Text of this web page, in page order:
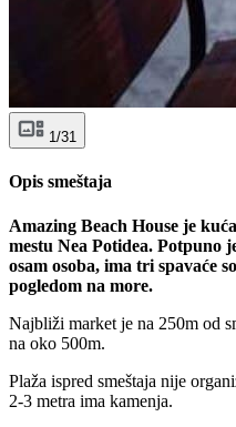
1/31
Opis smeštaja
Amazing Beach House je
mestu Nea Potidea. Potpuno
osam osoba, ima tri spavaće
pogledom na more.
Najbliži market je na 250m od
na oko 500m.
Plaža ispred smeštaja nije
2-3 metra ima kamenja.